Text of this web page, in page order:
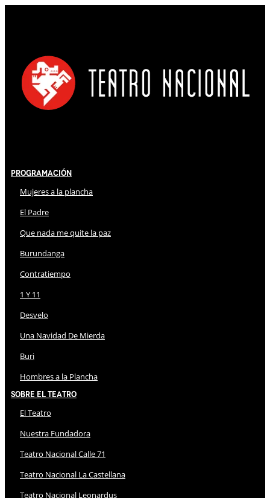
Programación
Mujeres a la plancha
El Padre
Que nada me quite la paz
Burundanga
Contratiempo
1 Y 11
Desvelo
Una Navidad De Mierda
Buri
Hombres a la Plancha
Sobre El Teatro
El Teatro
Nuestra Fundadora
Teatro Nacional Calle 71
Teatro Nacional La Castellana
Teatro Nacional Leonardus